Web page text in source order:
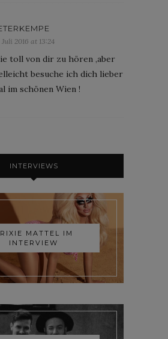
Juli 2016 at 13:24
toll von dir zu hören ,aber
besuche ich dich lieber
im schönen Wien !
INTERVIEWS
MATTEL IM
INTERVIEW